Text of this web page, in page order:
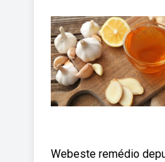
Webeste remédio